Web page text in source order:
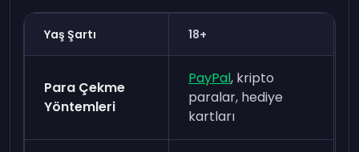
Yaş Şartı 18+
Para Çekme
Yöntemleri
PayPal, kripto
paralar, hediye
kartları